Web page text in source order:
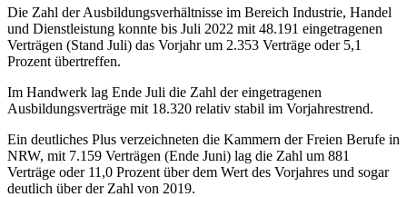
Die Zahl der Ausbildungsverhältnisse im Bereich Industrie, Handel
und Dienstleistung konnte bis Juli 2022 mit 48.191 eingetragenen
Verträgen (Stand Juli) das Vorjahr um 2.353 Verträge oder 5,1
Prozent übertreffen.
Im Handwerk lag Ende Juli die Zahl der eingetragenen
Ausbildungsverträge mit 18.320 relativ stabil im Vorjahrestrend.
Ein deutliches Plus verzeichneten die Kammern der Freien Berufe in
NRW, mit 7.159 Verträgen (Ende Juni) lag die Zahl um 881
Verträge oder 11,0 Prozent über dem Wert des Vorjahres und sogar
deutlich über der Zahl von 2019.